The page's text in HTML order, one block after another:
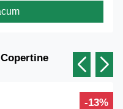
Copertine
-13%